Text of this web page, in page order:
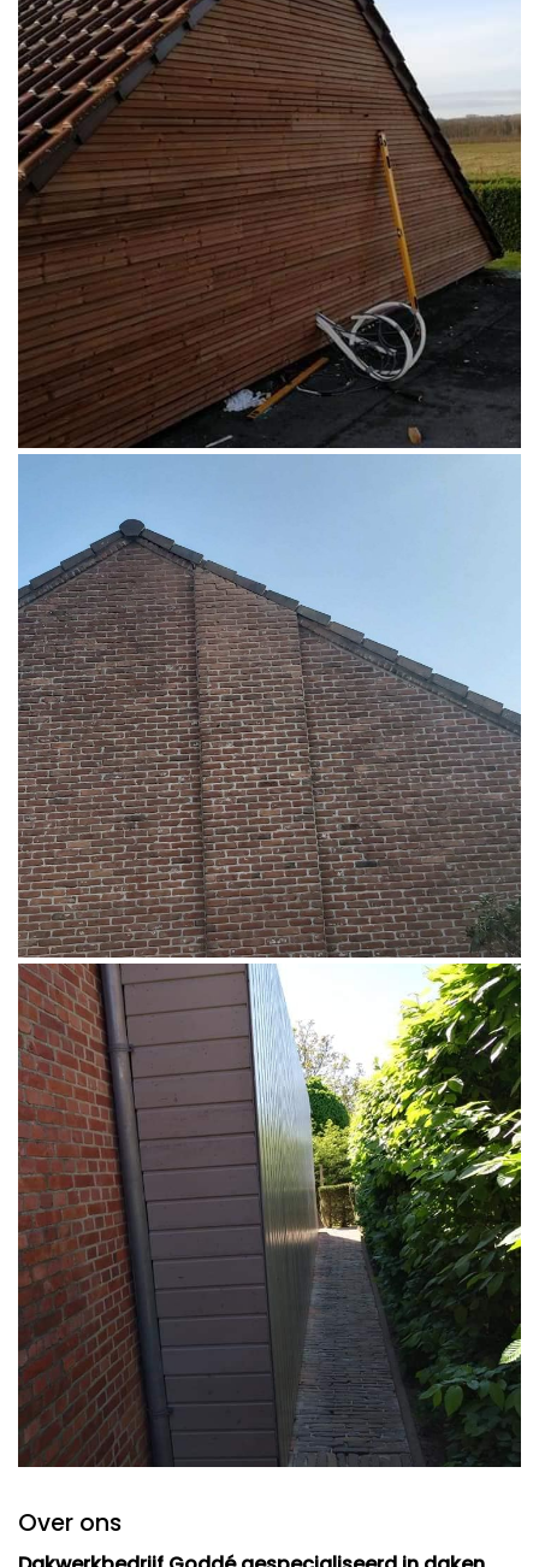
Over ons